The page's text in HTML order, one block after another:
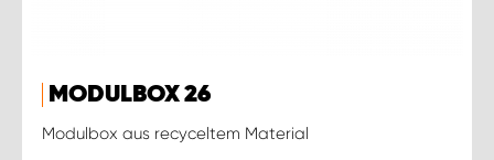
MODULBOX 26
Modulbox aus recyceltem Material